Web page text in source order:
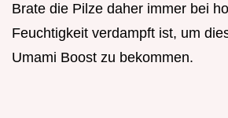
Brate die Pilze daher immer bei
Feuchtigkeit verdampft ist, um
Umami Boost zu bekommen.